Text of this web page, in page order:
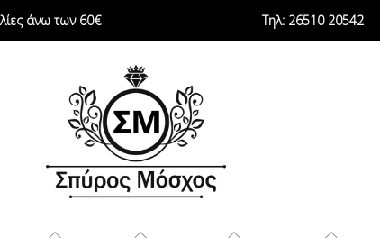
άνω των 60€ Τηλ: 26510 20542